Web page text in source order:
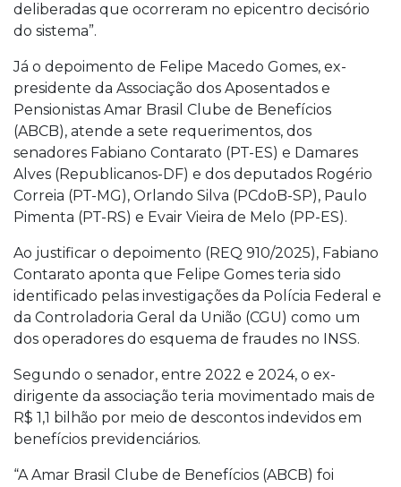
deliberadas que ocorreram no epicentro decisório
do sistema”.
Já o depoimento de Felipe Macedo Gomes, ex-
presidente da Associação dos Aposentados e
Pensionistas Amar Brasil Clube de Benefícios
(ABCB), atende a sete requerimentos, dos
senadores Fabiano Contarato (PT-ES) e Damares
Alves (Republicanos-DF) e dos deputados Rogério
Correia (PT-MG), Orlando Silva (PCdoB-SP), Paulo
Pimenta (PT-RS) e Evair Vieira de Melo (PP-ES).
Ao justificar o depoimento (REQ 910/2025), Fabiano
Contarato aponta que Felipe Gomes teria sido
identificado pelas investigações da Polícia Federal e
da Controladoria Geral da União (CGU) como um
dos operadores do esquema de fraudes no INSS.
Segundo o senador, entre 2022 e 2024, o ex-
dirigente da associação teria movimentado mais de
R$ 1,1 bilhão por meio de descontos indevidos em
benefícios previdenciários.
“A Amar Brasil Clube de Benefícios (ABCB) foi